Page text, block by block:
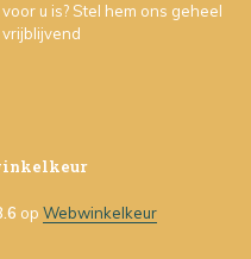
voor u is? Stel hem ons geheel
vrijblijvend
op Webwinkelkeur